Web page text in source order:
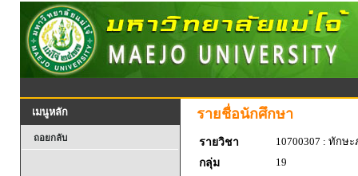
เมนูหลัก
ถอยกลับ
รายชื่อนักศึกษา
รายวิชา
10700307 : ทักษ
กลุ่ม
19